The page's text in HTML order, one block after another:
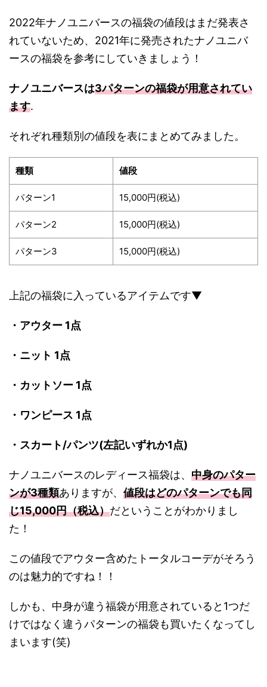
2022年ナノユニバースの福袋の値段はまだ発表さ
れていないため、2021年に発売されたナノユニバ
ースの福袋を参考にしていきましょう！
ナノユニバースは3パターンの福袋が用意されてい
ます.
それぞれ種類別の値段を表にまとめてみました。
種類 値段
パターン1 15,000円(税込)
パターン2 15,000円(税込)
パターン3 15,000円(税込)
上記の福袋に入っているアイテムです▼
・アウター 1点
・ニット 1点
・カットソー 1点
・ワンピース 1点
・スカート/パンツ(左記いずれか1点)
ナノユニバースのレディース福袋は、 中身のパター
ンが3種類ありますが、 値段はどのパターンでも同
じ15,000円（税込）だということがわかりまし
た！
この値段でアウター含めたトータルコーデがそろう
のは魅力的ですね！！
しかも、中身が違う福袋が用意されていると1つだ
けではなく違うパターンの福袋も買いたくなってし
まいます(笑)